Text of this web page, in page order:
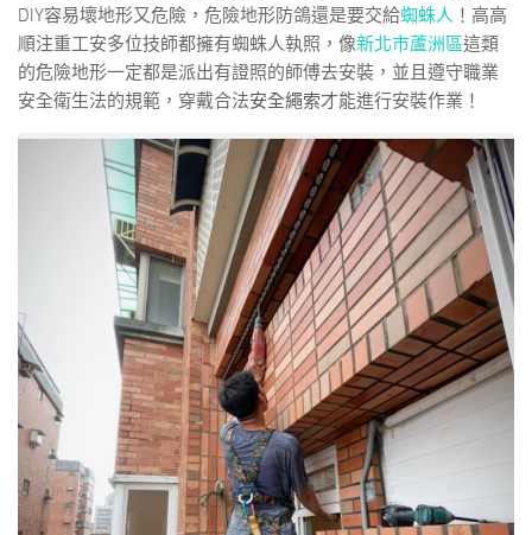
DIY容易壞地形又危險，危險地形防鴿還是要交給蜘蛛人 ！高高
順注重工安多位技師都擁有蜘蛛人執照，像新北市蘆洲區這類
的危險地形一定都是派出有證照的師傅去安裝，並且遵守職業
安全衛生法的規範，穿戴合法安全繩索才能進行安裝作業！